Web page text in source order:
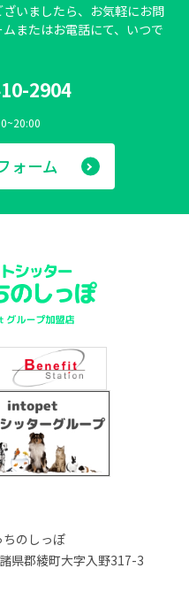
いましたら、お気軽にお問
またはお電話にて、いつで
2904
ォーム
ちのしっぽ
県郡綾町大字入野317-3